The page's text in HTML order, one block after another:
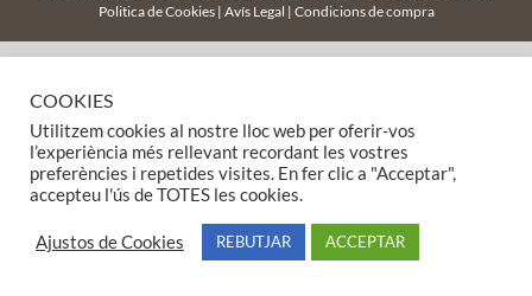
Politica de Cookies| Avís Legal | Condicions de compra
COOKIES
Utilitzem cookies al nostre lloc web per oferir-vos
l’experiència més rellevant recordant les vostres
preferències i repetides visites. En fer clic a "Acceptar",
accepteu l'ús de TOTES les cookies.
Ajustos de Cookies REBUTJAR ACCEPTAR